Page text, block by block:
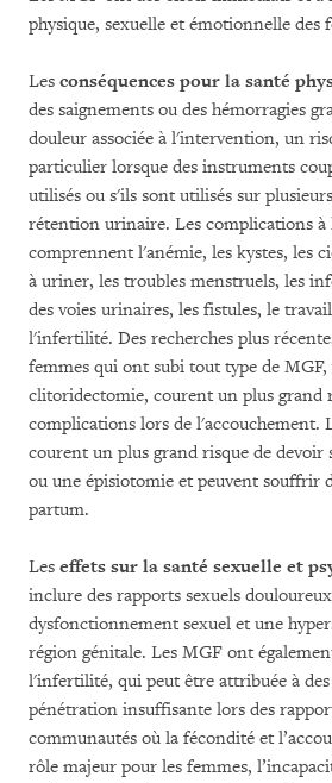
physique, sexuelle et émotionnelle des
Les conséquences pour la santé
des saignements ou des hémorragies
douleur associée à l'intervention, un
particulier lorsque des instruments
utilisés ou s'ils sont utilisés sur
rétention urinaire. Les complications à
comprennent l'anémie, les kystes, les
à uriner, les troubles menstruels, les
des voies urinaires, les fistules, le
l'infertilité. Des recherches plus
femmes qui ont subi tout type de
clitoridectomie, courent un plus grand
complications lors de l'accouchement.
courent un plus grand risque de devoir
ou une épisiotomie et peuvent souffrir
partum.
Les effets sur la santé sexuelle et
inclure des rapports sexuels
dysfonctionnement sexuel et une
région génitale. Les MGF ont
l'infertilité, qui peut être attribuée à
pénétration insuffisante lors des
communautés où la fécondité et
rôle majeur pour les femmes,